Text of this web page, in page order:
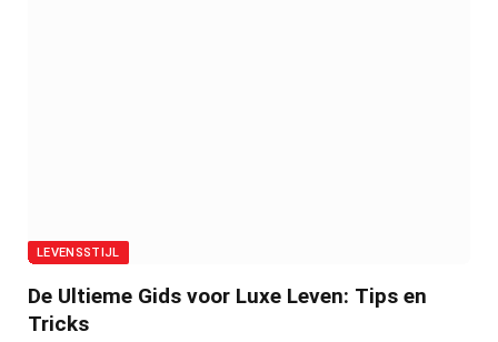
LEVENSSTIJL
De Ultieme Gids voor Luxe Leven: Tips en
Tricks